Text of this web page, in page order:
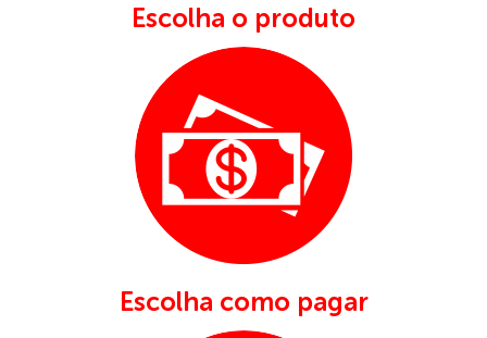
Escolha o produto
Escolha como pagar